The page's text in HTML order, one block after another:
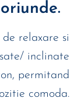
relaxare si
inclinate
permitand
comoda.